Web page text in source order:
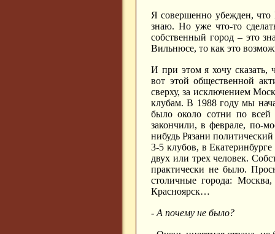
Я совершенно убежден, что
знаю. Но уже что-то
собственный город – это
Вильнюсе, то как это
И при этом я хочу сказать,
вот этой общественной
сверху, за исключением
клубам. В 1988 году мы
было около сотни по
закончили, в феврале, по-
нибудь Рязани
3-5 клубов, в
двух или трех человек.
практически не было.
столичные города:
Красноярск…
- А почему не было?